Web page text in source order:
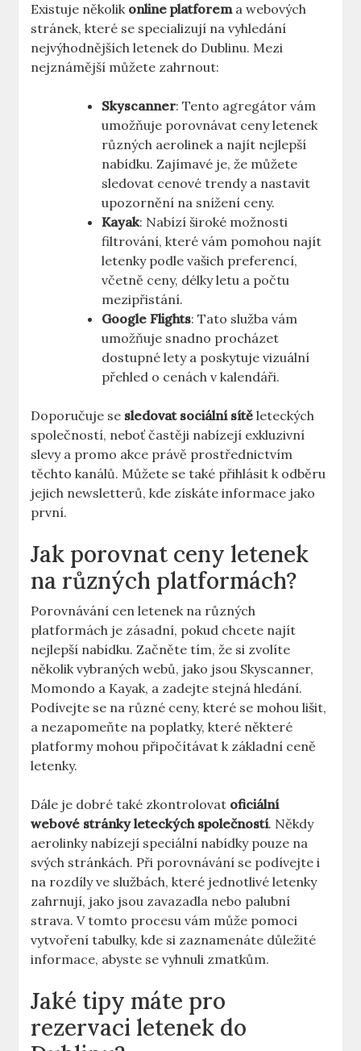
Existuje několik online platforema webových
stránek, které se specializují na vyhledání
nejvýhodnějších letenek do Dublinu. Mezi
nejznámější můžete zahrnout:
Skyscanner: Tento agregátor vám
umožňuje porovnávat ceny letenek
různých aerolinek a najít nejlepší
nabídku. Zajímavé je, že můžete
sledovat cenové trendy a nastavit
upozornění na snížení ceny.
Kayak: Nabízí široké možnosti
filtrování, které vám pomohou najít
letenky podle vašich preferencí,
včetně ceny, délky letu a počtu
mezipřistání.
Google Flights: Tato služba vám
umožňuje snadno procházet
dostupné lety a poskytuje vizuální
přehled o cenách v kalendáři.
Doporučuje se sledovat sociální sítě leteckých
společností, neboť častěji nabízejí exkluzivní
slevy a promo akce právě prostřednictvím
těchto kanálů. Můžete se také přihlásit k odběru
jejich newsletterů, kde získáte informace jako
první.
Jak porovnat ceny letenek
na různých platformách?
Porovnávání cen letenek na různých
platformách je zásadní, pokud chcete najít
nejlepší nabídku. Začněte tím, že si zvolíte
několik vybraných webů, jako jsou Skyscanner,
Momondo a Kayak, a zadejte stejná hledání.
Podívejte se na různé ceny, které se mohou lišit,
a nezapomeňte na poplatky, které některé
platformy mohou připočítávat k základní ceně
letenky.
Dále je dobré také zkontrolovat oficiální
webové stránky leteckých společností. Někdy
aerolinky nabízejí speciální nabídky pouze na
svých stránkách. Při porovnávání se podívejte i
na rozdíly ve službách, které jednotlivé letenky
zahrnují, jako jsou zavazadla nebo palubní
strava. V tomto procesu vám může pomoci
vytvoření tabulky, kde si zaznamenáte důležité
informace, abyste se vyhnuli zmatkům.
Jaké tipy máte pro
rezervaci letenek do